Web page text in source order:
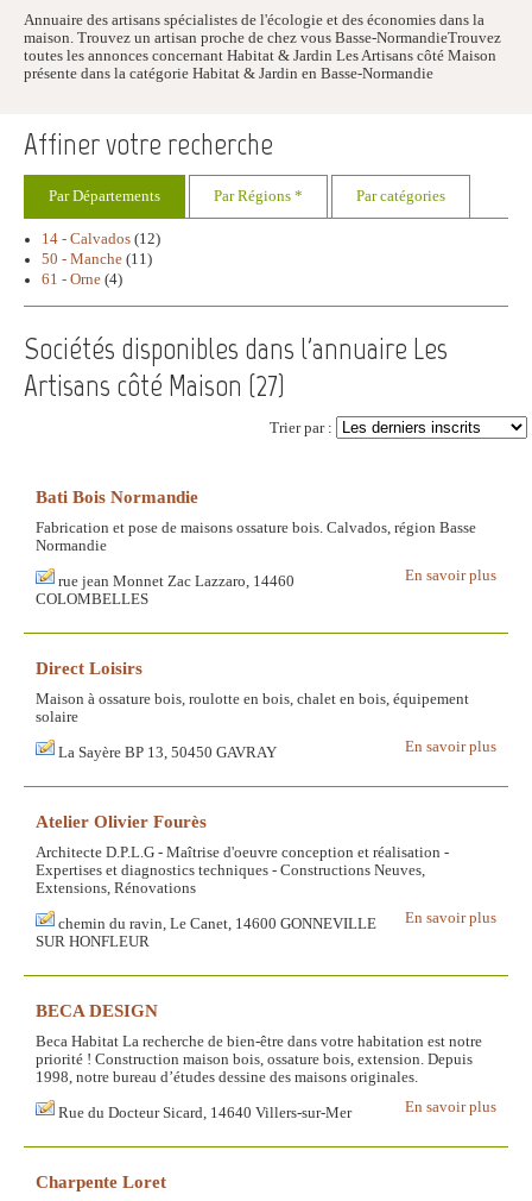
Annuaire des artisans spécialistes de l'écologie et des économies dans la
maison. Trouvez un artisan proche de chez vous Basse-NormandieTrouvez
toutes les annonces concernant Habitat & Jardin Les Artisans côté Maison
présente dans la catégorie Habitat & Jardin en Basse-Normandie
Affiner votre recherche
Par Départements Par Régions * Par catégories
14 - Calvados (12)
50 - Manche (11)
61 - Orne (4)
Sociétés disponibles dans l'annuaire Les
Artisans côté Maison (27)
Trier par :
Bati Bois Normandie
Fabrication et pose de maisons ossature bois. Calvados, région Basse
Normandie
En savoir plus
rue jean Monnet Zac Lazzaro, 14460
COLOMBELLES
Direct Loisirs
Maison à ossature bois, roulotte en bois, chalet en bois, équipement
solaire
En savoir plus
La Sayère BP 13, 50450 GAVRAY
Atelier Olivier Fourès
Architecte D.P.L.G - Maîtrise d'oeuvre conception et réalisation -
Expertises et diagnostics techniques - Constructions Neuves,
Extensions, Rénovations
En savoir plus
chemin du ravin, Le Canet, 14600 GONNEVILLE
SUR HONFLEUR
BECA DESIGN
Beca Habitat La recherche de bien-être dans votre habitation est notre
priorité ! Construction maison bois, ossature bois, extension. Depuis
1998, notre bureau d’études dessine des maisons originales.
En savoir plus
Rue du Docteur Sicard, 14640 Villers-sur-Mer
Charpente Loret